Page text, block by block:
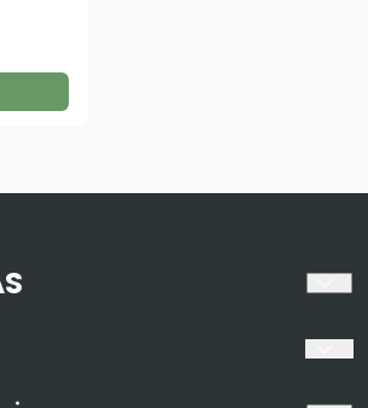
eller godkjent av Tesla Motors. Det er